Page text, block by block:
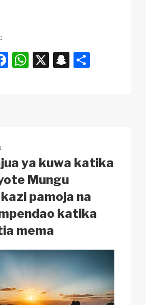
F
o
k
W
p
X
S
at
ya kuwa katika
Mungu
pamoja na
katika
mema